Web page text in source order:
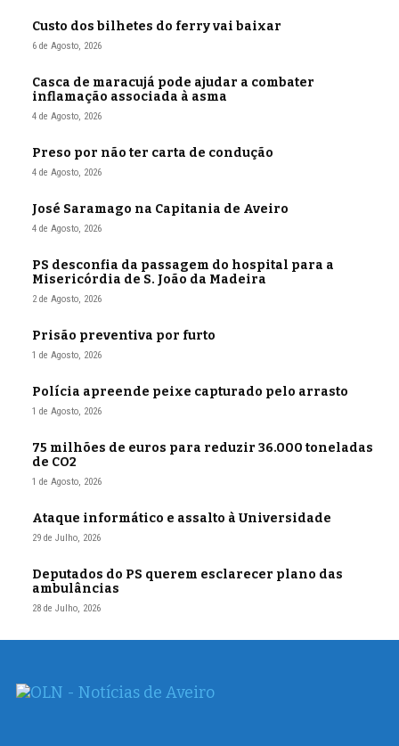
Custo dos bilhetes do ferry vai baixar
6 de Agosto, 2026
Casca de maracujá pode ajudar a combater
inflamação associada à asma
4 de Agosto, 2026
Preso por não ter carta de condução
4 de Agosto, 2026
José Saramago na Capitania de Aveiro
4 de Agosto, 2026
PS desconfia da passagem do hospital para a
Misericórdia de S. João da Madeira
2 de Agosto, 2026
Prisão preventiva por furto
1 de Agosto, 2026
Polícia apreende peixe capturado pelo arrasto
1 de Agosto, 2026
75 milhões de euros para reduzir 36.000 toneladas
de CO2
1 de Agosto, 2026
Ataque informático e assalto à Universidade
29 de Julho, 2026
Deputados do PS querem esclarecer plano das
ambulâncias
28 de Julho, 2026